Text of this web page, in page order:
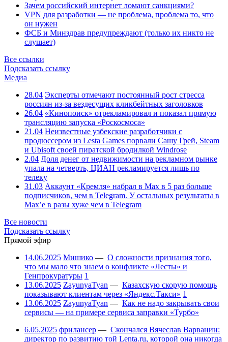
Зачем российский интернет ломают санкциями?
VPN для разработки — не проблема, проблема то, что
он нужен
ФСБ и Минздрав предупреждают (только их никто не
слушает)
Все ссылки
Подсказать ссылку
Медиа
28.04 Эксперты отмечают постоянный рост стресса
россиян из-за вездесущих кликбейтных заголовков
26.04 «Кинопоиск» отрекламировал и показал прямую
трансляцию запуска «Роскосмоса»
21.04 Неизвестные узбекские разработчики с
продюссером из Lesta Games порвали Сашу Грей, Steam
и Ubisoft своей пиратской бродилкой Windrose
2.04 Доля денег от недвижимости на рекламном рынке
упала на четверть, ЦИАН рекламируется лишь по
телеку
31.03 Аккаунт «Кремля» набрал в Max в 5 раз больше
подписчиков, чем в Telegram. У остальных результаты в
Max’е в разы хуже чем в Telegram
Все новости
Подсказать ссылку
Прямой эфир
14.06.2025 Мишико — О сложности признания того,
что мы мало что знаем о конфликте «Лесты» и
Генпрокуратуры 1
13.06.2025 ZayunyaTyan — Казахскую скорую помощь
показывают клиентам через «Яндекс.Такси» 1
13.06.2025 ZayunyaTyan — Как не надо закрывать свои
сервисы — на примере сервиса заправки «Турбо»
6.05.2025 фрилансер — Скончался Вячеслав Варванин:
директор по развитию той Lenta.ru, которой она никогда